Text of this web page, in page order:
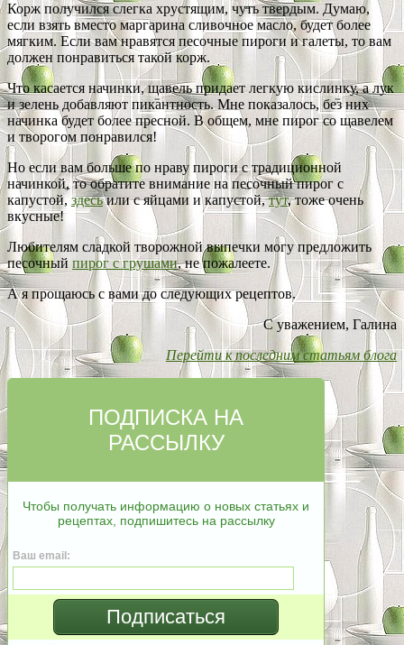
Корж получился слегка хрустящим, чуть твердым. Думаю,
если взять вместо маргарина сливочное масло, будет более
мягким. Если вам нравятся песочные пироги и галеты, то вам
должен понравиться такой корж.
Что касается начинки, щавель придает легкую кислинку, а лук
и зелень добавляют пикантность. Мне показалось, без них
начинка будет более пресной. В общем, мне пирог со щавелем
и творогом понравился!
Но если вам больше по нраву пироги с традиционной
начинкой, то обратите внимание на песочный пирог с
капустой, здесьили с яйцами и капустой,тут, тоже очень
вкусные!
Любителям сладкой творожной выпечки могу предложить
песочный пирог с грушами, не пожалеете.
А я прощаюсь с вами до следующих рецептов.
С уважением, Галина
Перейти к последним статьям блога
ПОДПИСКА НА
РАССЫЛКУ
Чтобы получать информацию о новых статьях и
рецептах, подпишитесь на рассылку
Ваш email:
Подписаться